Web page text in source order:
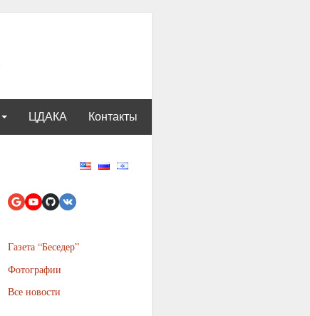
ЦДАКА Контакты
Газета “Беседер”
Фотографии
Все новости